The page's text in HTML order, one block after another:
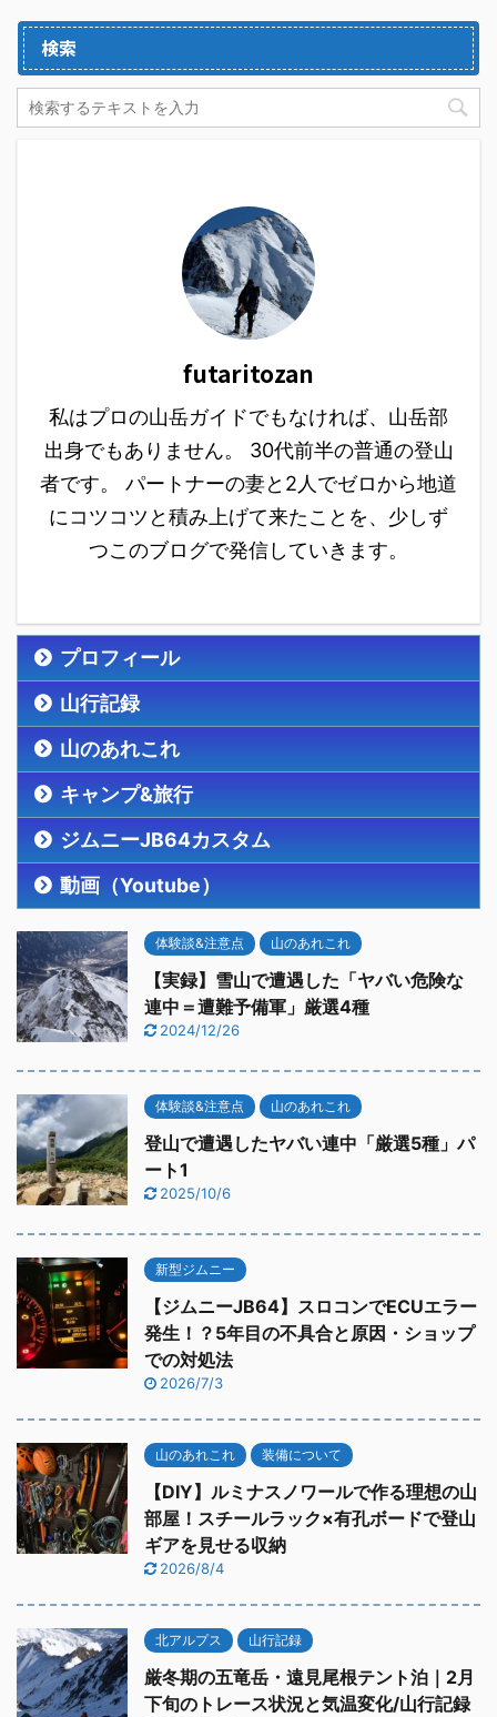
検索
futaritozan
私はプロの山岳ガイドでもなければ、山岳部
出身でもありません。 30代前半の普通の登山
者です。 パートナーの妻と2人でゼロから地道
にコツコツと積み上げて来たことを、少しず
つこのブログで発信していきます。
プロフィール
山行記録
山のあれこれ
キャンプ&旅行
ジムニーJB64カスタム
動画（Youtube）
体験談&注意点 山のあれこれ
【実録】雪山で遭遇した「ヤバい危険な
連中＝遭難予備軍」厳選4種
2024/12/26
体験談&注意点 山のあれこれ
登山で遭遇したヤバい連中「厳選5種」パ
ート1
2025/10/6
新型ジムニー
【ジムニーJB64】スロコンでECUエラー
発生！？5年目の不具合と原因・ショップ
での対処法
2026/7/3
山のあれこれ 装備について
【DIY】ルミナスノワールで作る理想の山
部屋！スチールラック×有孔ボードで登山
ギアを見せる収納
2026/8/4
北アルプス 山行記録
厳冬期の五竜岳・遠見尾根テント泊｜2月
下旬のトレース状況と気温変化/山行記録